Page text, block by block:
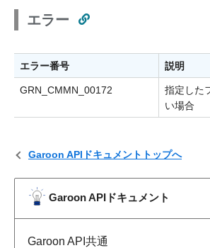
Garoon APIドキュメントトップへ
Garoon APIドキュメント
Garoon API共通
エラー
エラー番号 説明
GRN_CMMN_00172
指定した
い場合